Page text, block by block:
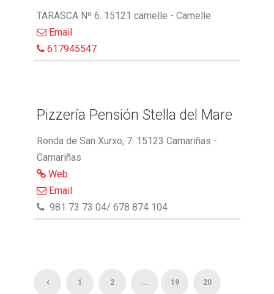
TARASCA Nº 6. 15121 camelle - Camelle
Email
617945547
Pizzería Pensión Stella del Mare
Ronda de San Xurxo, 7. 15123 Camariñas -
Camariñas
Web
Email
981 73 73 04/ 678 874 104
1 2 ... 19 20